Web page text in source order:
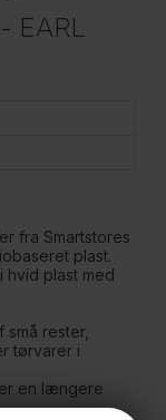
fra Smartstores
plast.
hvid plast med
rester,
tørvarer i
en længere